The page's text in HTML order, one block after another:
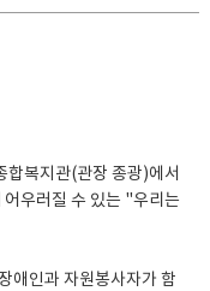
복지관(관장 종광)에서
우러질 수 있는 "우리는
애인과 자원봉사자가 함